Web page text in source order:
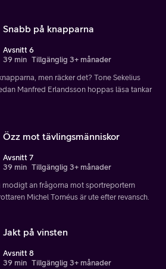
Snabb på knapparna
Avsnitt 6
39 min Tillgänglig 3+ månader
men räcker det? Tone Sekelius
Manfred Erlandsson hoppas läsa tankar
Özz mot tävlingsmänniskor
Avsnitt 7
39 min Tillgänglig 3+ månader
modigt an frågorna mot sportreportern
Michel Tornéus är ute efter revansch.
Jakt på vinsten
Avsnitt 8
39 min Tillgänglig 3+ månader